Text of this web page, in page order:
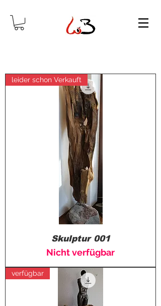
leider schon Verkauft
Skulptur 001
Nicht verfügbar
verfügbar